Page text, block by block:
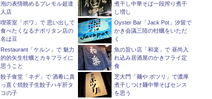
泡の表情眺めるプレモル超達
人店
煮干し中華そば一段搾り煮干
し増し
喫茶室「ポワ」で 思い出して
食べたくなるナポリタン店の
名は豆
Oyster Bar「Jack Pot」汐留で
かき会議三陸の牡蠣をいただ
く
Restaurant「ケルン」で 魅力
的的矢生牡蠣とカキフライに
思うこと
魚の旨い店「和楽」で 昼尚入
れ込み居酒屋のかきフライ定
食
餃子食堂「ネヂ」で 酒肴に真
っ直ぐ焼餃子生餃子ハギ肝タ
コの子
芝大門「麺や ポツリ」で濃厚
煮干しつけ麺中華そばセンス
を思う